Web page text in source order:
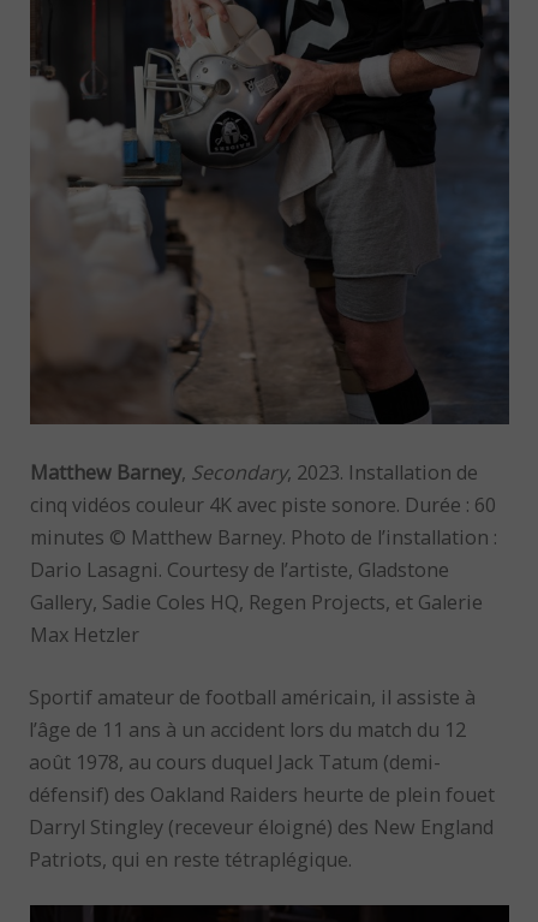
Matthew Barney, Secondary, 2023. Installation de
cinq vidéos couleur 4K avec piste sonore. Durée : 60
minutes © Matthew Barney. Photo de l’installation :
Dario Lasagni. Courtesy de l’artiste, Gladstone
Gallery, Sadie Coles HQ, Regen Projects, et Galerie
Max Hetzler
Sportif amateur de football américain, il assiste à
l’âge de 11 ans à un accident lors du match du 12
août 1978, au cours duquel Jack Tatum (demi-
défensif) des Oakland Raiders heurte de plein fouet
Darryl Stingley (receveur éloigné) des New England
Patriots, qui en reste tétraplégique.